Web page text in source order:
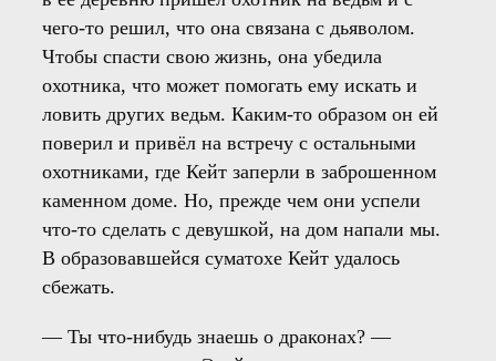
чего-то решил, что она связана с дьяволом.
Чтобы спасти свою жизнь, она убедила
охотника, что может помогать ему искать и
ловить других ведьм. Каким-то образом он ей
поверил и привёл на встречу с остальными
охотниками, где Кейт заперли в заброшенном
каменном доме. Но, прежде чем они успели
что-то сделать с девушкой, на дом напали мы.
В образовавшейся суматохе Кейт удалось
сбежать.
— Ты что-нибудь знаешь о драконах? —